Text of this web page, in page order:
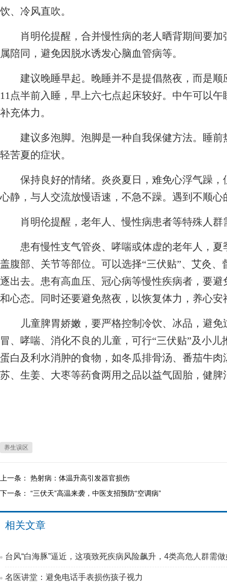
饮、冷风直吹。
肖明伦提醒，合并慢性病的老人晒背期间要加
属陪同，避免因脱水诱发心脑血管病等。
建议晚睡早起。晚睡并不是提倡熬夜，而是顺
11点半前入睡，早上六七点起床较好。中午可以
补充体力。
建议多泡脚。泡脚是一种自我保健方法。睡前
轻苦夏的症状。
保持良好的情绪。炎炎夏日，难免心浮气躁，
心静，与人交流放慢语速，不急不躁。遇到不顺
肖明伦提醒，老年人、慢性病患者等特殊人群
患有慢性支气管炎、哮喘或体虚的老年人，夏
盖腹部、关节等部位。可以选择“三伏贴”、艾灸
逐出去。患有高血压、冠心病等慢性疾病者，要
和心态。同时还要避免熬夜，以恢复体力，养心安
儿童脾胃娇嫩，要严格控制冷饮、冰品，避免
冒、哮喘、消化不良的儿童，可行“三伏贴”及小
蛋白及利水消肿的食物，如冬瓜排骨汤、番茄牛
苏、生姜、大枣等药食两用之品以益气固胎，健
养生误区
上一条： 热射病：体温升高引发器官损伤
下一条： “三伏天”高温来袭，中医支招预防“空调病”
相关文章
台风“白海豚”逼近，这项致死疾病风险飙升，4类高危人群需
名医讲堂：避免电话手表损伤孩子视力